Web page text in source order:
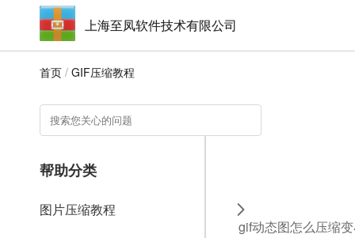
上海至凤软件技术有限公司
首页 / GIF压缩教程
帮助分类
图片压缩教程
gif动态图怎么压缩